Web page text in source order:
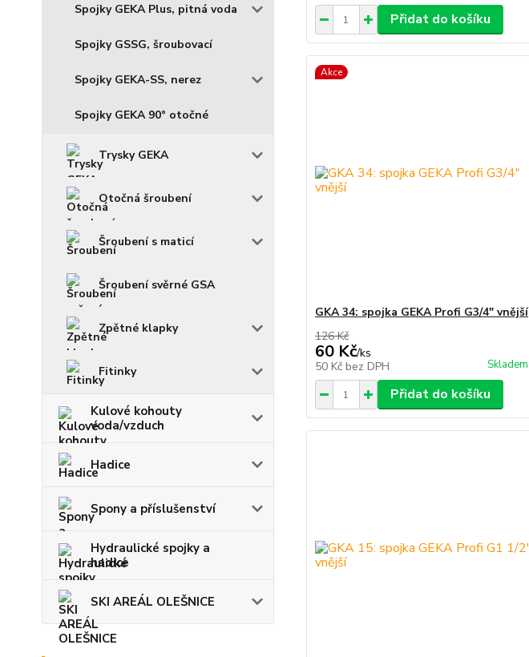
Spojky GEKA Plus, pitná voda
Spojky GSSG, šroubovací
Spojky GEKA-SS, nerez
Spojky GEKA 90° otočné
Trysky GEKA
Otočná šroubení
Šroubení s maticí
Šroubení svěrné GSA
Zpětné klapky
Fitinky
Kulové kohouty
voda/vzduch
Hadice
Spony a příslušenství
Hydraulické spojky a
hadice
SKI AREÁL OLEŠNICE
Přidat do košíku
Akce
GKA 34: spojka GEKA Profi G3/4" vnější
126 Kč
60 Kč/ks
50 Kč bez DPH Skladem
Přidat do košíku